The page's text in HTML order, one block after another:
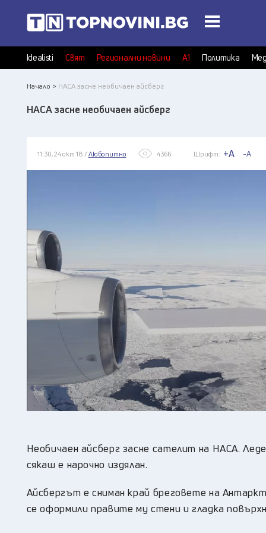
Idealisti Свят Регионални новини А1 Политика
Начало > НАСА засне необичаен айсберг
НАСА засне необичаен айсберг
11:30, 24 окт 18 / Любопитно 4366 Шрифт: +A -A
Необичаен айсберг засне сателит на НАСА.
сякаш е нарочно издялан.
Айсбергът е сниман край бреговете на
се оформили правите му стени и гладка